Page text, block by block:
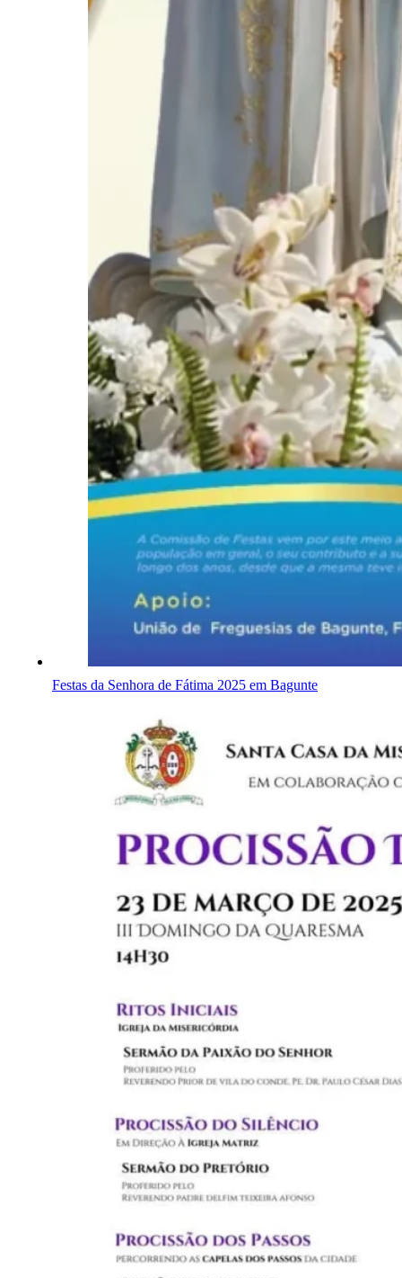
Festas da Senhora de Fátima 2025 em Bagunte